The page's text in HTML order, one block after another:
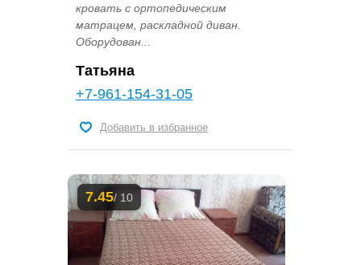
кровать с ортопедическим
матрацем, раскладной диван.
Оборудован...
Татьяна
+7-961-154-31-05
Добавить в избранное
7.45/ 10